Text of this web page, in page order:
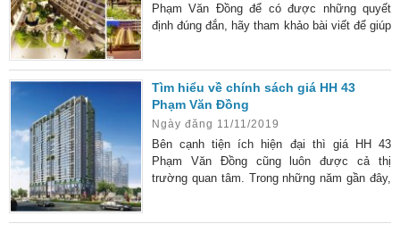
Phạm Văn Đồng để có được những quyết
định đúng đắn, hãy tham khảo bài viết để giúp
đây là chung cư xây dựng thuộc nhà ở xã hội
dành cho các cán bộ công an. Do vậy nếu xét
kỹ về tính pháp lý thì khách hàng sẽ rất yên
Tìm hiểu về chính sách giá HH 43
Phạm Văn Đồng
Ngày đăng 11/11/2019
Bên cạnh tiện ích hiện đại thì giá HH 43
Phạm Văn Đồng cũng luôn được cả thị
trường quan tâm. Trong những năm gần đây,